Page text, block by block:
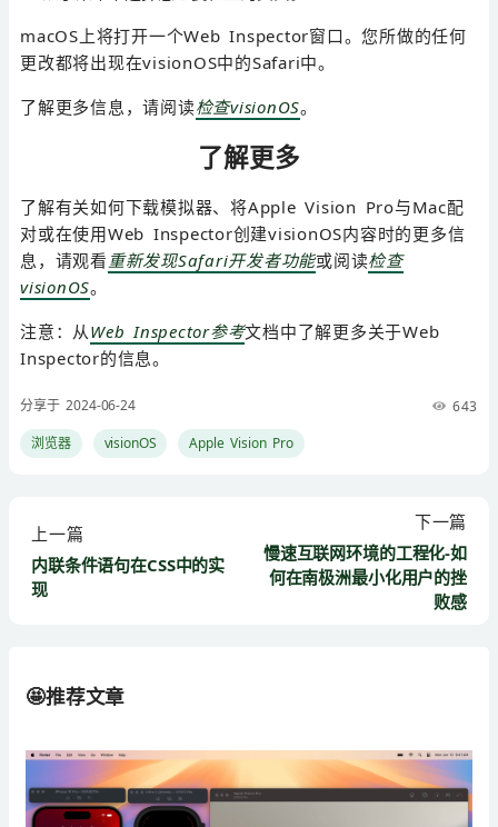
macOS上将打开一个Web Inspector窗口。您所做的任何
更改都将出现在visionOS中的Safari中。
了解更多信息，请阅读检查visionOS。
了解更多
了解有关如何下载模拟器、将Apple Vision Pro与Mac配
对或在使用Web Inspector创建visionOS内容时的更多信
息，请观看重新发现Safari开发者功能或阅读检查
visionOS。
注意：从Web Inspector参考文档中了解更多关于Web
Inspector的信息。
分享于 2024-06-24
643
浏览器
visionOS Apple Vision Pro
上一篇
内联条件语句在CSS中的实
现
下一篇
慢速互联网环境的工程化-如
何在南极洲最小化用户的挫
败感
🤩推荐文章